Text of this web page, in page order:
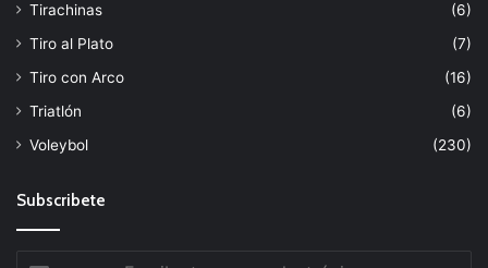
Tirachinas
(6)
Tiro al Plato
(7)
Tiro con Arco
(16)
Triatlón
(6)
Voleybol
(230)
Subscribete
Escribe